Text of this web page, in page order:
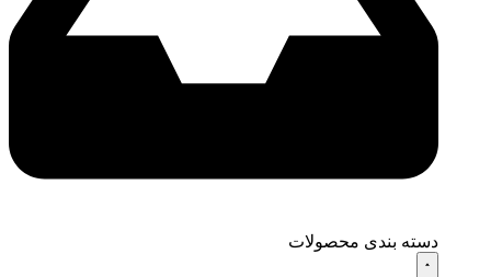
دسته بندی محصولات